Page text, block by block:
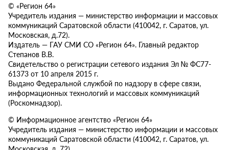
© «Регион 64»
Учредитель издания — министерство информации и массовых
коммуникаций Саратовской области (410042, г. Саратов, ул.
Московская, д.72).
Издатель — ГАУ СМИ СО «Регион 64». Главный редактор
Степанов В.В.
Свидетельство о регистрации сетевого издания Эл № ФС77-
61373 от 10 апреля 2015 г.
Выдано Федеральной службой по надзору в сфере связи,
информационных технологий и массовых коммуникаций
(Роскомнадзор).
© Информационное агентство «Регион 64»
Учредитель издания — министерство информации и массовых
коммуникаций Саратовской области (410042, г. Саратов, ул.